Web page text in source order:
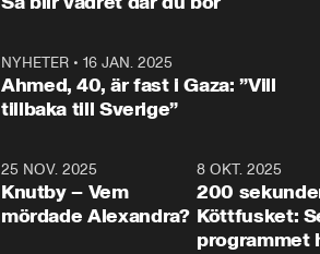
utbildnings- och
Mohamsson till svars.
statsminister Ulf
NYHETER• 16 JAN. 2025
Ahmed, 40, är fast i Gaza: ”Vill
tillbaka till Sverige”
31:05
25 NOV. 2025
Knutby – Vem
mördade Alexandra?
8 OKT. 2025
200
Köttfusket:
programmet